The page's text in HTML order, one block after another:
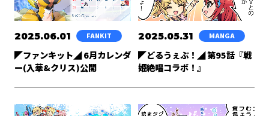
2025.06.01 FANKIT
◤ファンキット◢ 6月カレンダ
ー(入華&クリス)公開
2025.05.31 MANGA
◤どるうぇぶ！◢ 第95話『戦
姫絶唱コラボ！』